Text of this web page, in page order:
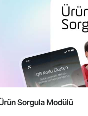
Sorgula Modülü